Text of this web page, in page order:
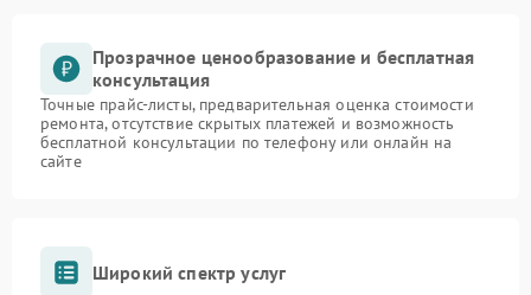
Прозрачное ценообразование и бесплатная
консультация
Точные прайс-листы, предварительная оценка стоимости
ремонта, отсутствие скрытых платежей и возможность
бесплатной консультации по телефону или онлайн на
сайте
Широкий спектр услуг